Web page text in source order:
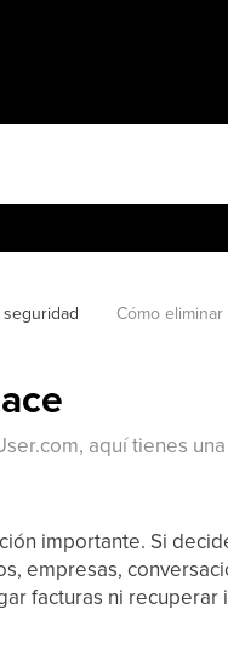
Cómo
aquí tienes
importante. Si
empresas,
facturas ni